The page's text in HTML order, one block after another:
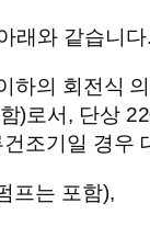
래와 같습니다
하의 회전식
)로서, 단상
조기일 경우
프는 포함),